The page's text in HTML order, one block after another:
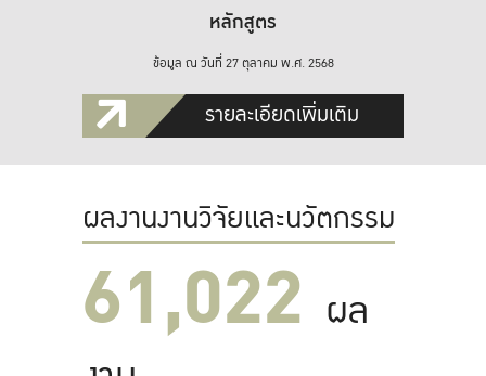
หลักสูตร
ข้อมูล ณ วันที่ 27 ตุลาคม พ.ศ. 2568
รายละเอียดเพิ่มเติม
ผลงานงานวิจัยและนวัตกรรม
61,022 ผล